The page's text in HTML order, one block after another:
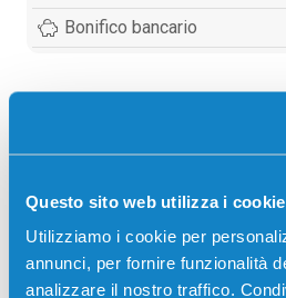
Questo sito web utilizza i cookie
Utilizziamo i cookie per
annunci, per fornire funzionalità
analizzare il nostro traffico.
Bonifico bancario
Collettore compatibile Minolta
NERO 36000 pagine per
C25, Minolta BIZHUB C35,
Minolta MAGICOLOR 4750,